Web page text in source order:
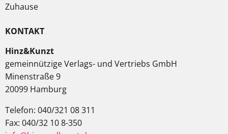
Zuhause
KONTAKT
Hinz&Kunzt
gemeinnützige Verlags- und Vertriebs GmbH
Minenstraße 9
20099 Hamburg
Telefon: 040/321 08 311
Fax: 040/32 10 8-350